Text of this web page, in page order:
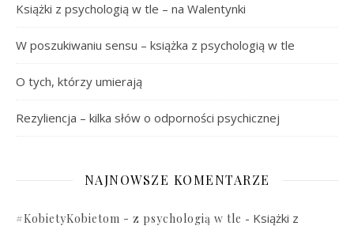
Książki z psychologią w tle – na Walentynki
W poszukiwaniu sensu – książka z psychologią w tle
O tych, którzy umierają
Rezyliencja – kilka słów o odporności psychicznej
NAJNOWSZE KOMENTARZE
#KobietyKobietom - z psychologią w tle - Książki z